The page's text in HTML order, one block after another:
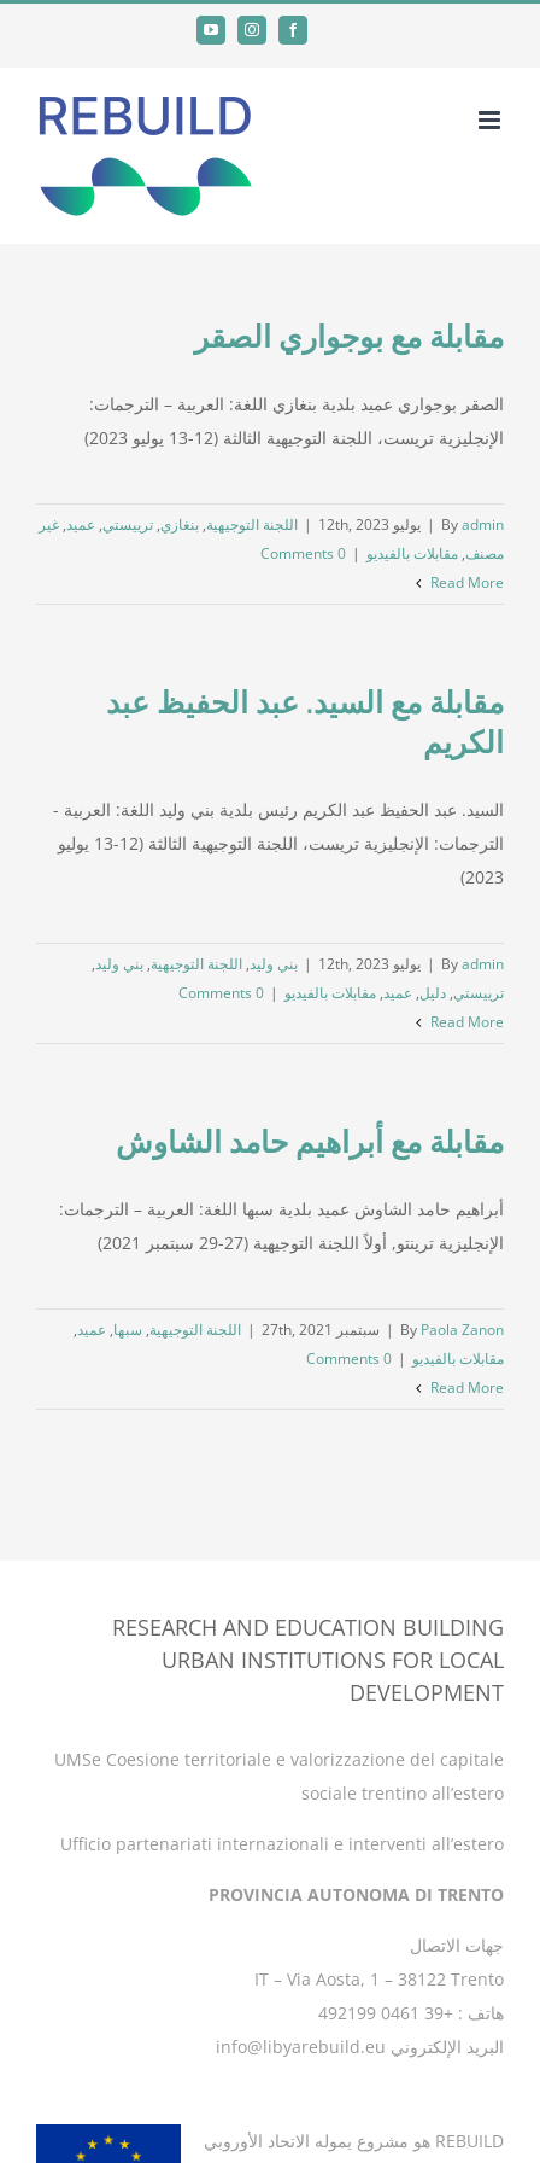
Facebook
Instagram
YouTube
مقابلة مع بوجواري الصقر
الصقر بوجواري عميد بلدية بنغازي اللغة: العربية – الترجمات:
الإنجليزية تريست، اللجنة التوجيهية الثالثة (12-13 يوليو 2023)
Byadmin
| يوليو 12th, 2023 | اللجنة التوجيهية, بنغازي, ترييستي, عميد, غير
مصنف, مقابلات بالفيديو |
0 Comments
Read More
مقابلة مع السيد. عبد الحفيظ عبد
الكريم
السيد. عبد الحفيظ عبد الكريم رئيس بلدية بني وليد اللغة: العربية -
الترجمات: الإنجليزية تريست، اللجنة التوجيهية الثالثة (12-13 يوليو
2023)
Byadmin
| يوليو 12th, 2023 | بني وليد, اللجنة التوجيهية, بني وليد,
ترييستي, دليل, عميد, مقابلات بالفيديو |
0 Comments
Read More
مقابلة مع أبراهيم حامد الشاوش ‎
أبراهيم حامد الشاوش عميد بلدية سبها‎ اللغة: العربية – الترجمات:
الإنجليزية ترينتو, أولاً اللجنة التوجيهية (27-29 سبتمبر 2021)
By Paola Zanon
| سبتمبر 27th, 2021 | اللجنة التوجيهية, سبها, عميد,
مقابلات بالفيديو |
0 Comments
Read More
RESEARCH AND EDUCATION BUILDING
URBAN INSTITUTIONS FOR LOCAL
DEVELOPMENT
UMSe Coesione territoriale e valorizzazione del capitale
sociale trentino all’estero
Ufficio partenariati internazionali e interventi all’estero
PROVINCIA AUTONOMA DI TRENTO
جهات الاتصال
IT – Via Aosta, 1 – 38122 Trento
هاتف : +39 0461 492199
البريد الإلكتروني info@libyarebuild.eu
REBUILD هو مشروع يموله الاتحاد الأوروبي